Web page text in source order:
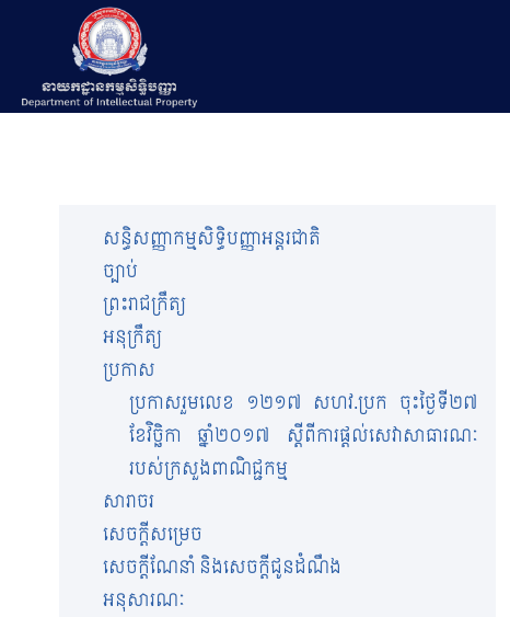
សន្ធិសញ្ញាកម្មសិទ្ធិបញ្ញាអន្តរជាតិ
ច្បាប់
ព្រះរាជក្រឹត្យ
អនុក្រឹត្យ
ប្រកាស
ប្រកាសរួមលេខ ១២១៧ សហវ.ប្រក ចុះថ្ងៃទី២៧
ខែវិច្ឆិកា ឆ្នាំ២០១៧ ស្តីពីការផ្តល់សេវាសាធារណៈ
របស់ក្រសួងពាណិជ្ជកម្ម
សារាចរ
សេចក្តីសម្រេច
សេចក្តីណែនាំ និងសេចក្តីជូនដំណឹង
អនុសារណៈ